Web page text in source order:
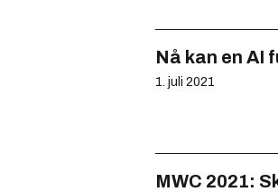
Nå kan en AI
1. juli 2021
MWC 2021: